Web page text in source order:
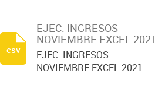
EJEC. INGRESOS
NOVIEMBRE EXCEL 2021
EJEC. INGRESOS
NOVIEMBRE EXCEL 2021
csv